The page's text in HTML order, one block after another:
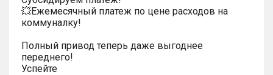
💥Ежемесячный платеж по цене расходов на
коммуналку!
Полный привод теперь даже выгоднее
переднего!
Успейте